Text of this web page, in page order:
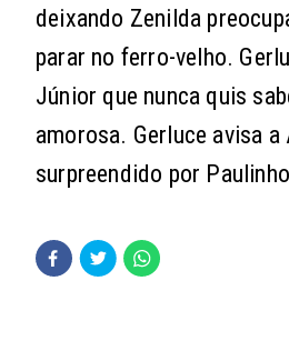
deixando Zenilda
parar no ferro-velho.
Júnior que nunca quis
amorosa. Gerluce avisa
surpreendido por